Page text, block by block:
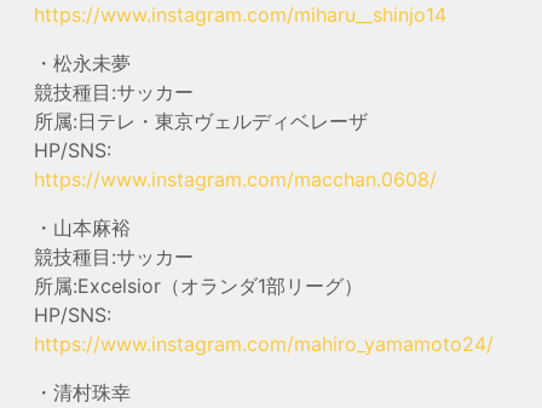
https://www.instagram.com/miharu__shinjo14
・松永未夢
競技種目:サッカー
所属:日テレ・東京ヴェルディベレーザ
HP/SNS:
https://www.instagram.com/macchan.0608/
・山本麻裕
競技種目:サッカー
所属:Excelsior（オランダ1部リーグ）
HP/SNS:
https://www.instagram.com/mahiro_yamamoto24/
・清村珠幸